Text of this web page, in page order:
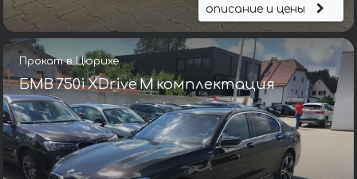
описание и цены
Прокат в Цюрихе
БМВ 750i XDrive M комплектация